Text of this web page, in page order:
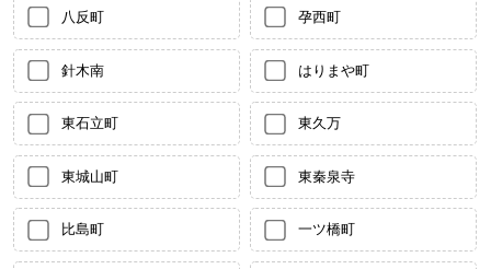
八反町 孕西町
針木南 はりまや町
東石立町 東久万
東城山町 東秦泉寺
比島町 一ツ橋町